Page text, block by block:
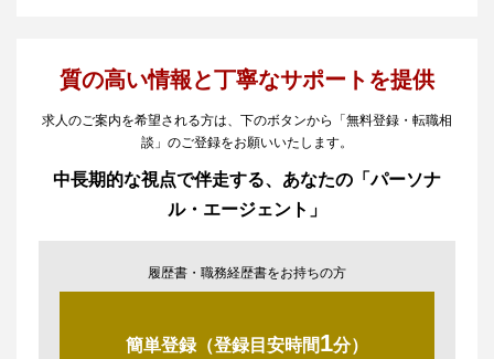
質の高い情報と丁寧なサポートを提供
求人のご案内を希望される方は、下のボタンから「無料登録・転職相
談」のご登録をお願いいたします。
中長期的な視点で伴走する、あなたの「パーソナ
ル・エージェント」
履歴書・職務経歴書をお持ちの方
簡単登録（登録目安時間1分）